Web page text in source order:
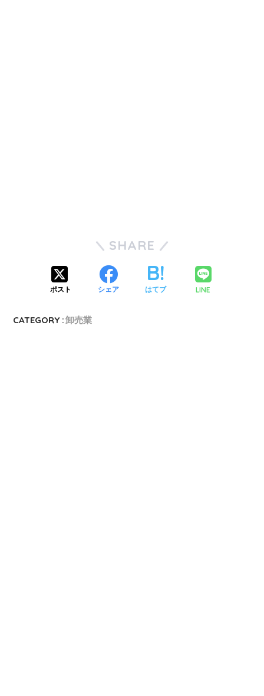
SHARE
ポスト シェア はてブ LINE
CATEGORY :卸売業